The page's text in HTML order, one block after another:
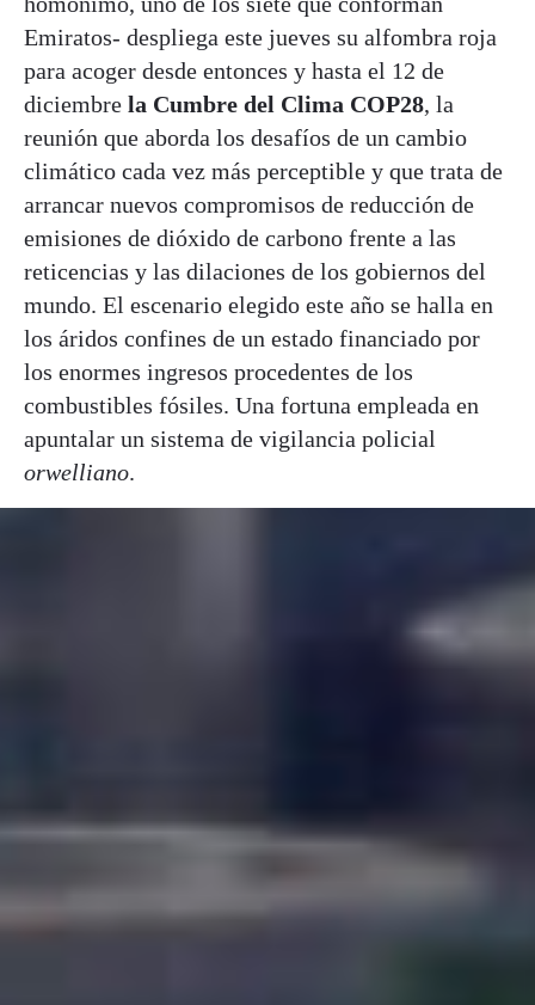
Emiratos- despliega este jueves su alfombra roja
para acoger desde entonces y hasta el 12 de
diciembre la Cumbre del Clima COP28, la
reunión que aborda los desafíos de un cambio
climático cada vez más perceptible y que trata de
arrancar nuevos compromisos de reducción de
emisiones de dióxido de carbono frente a las
reticencias y las dilaciones de los gobiernos del
mundo. El escenario elegido este año se halla en
los áridos confines de un estado financiado por
los enormes ingresos procedentes de los
combustibles fósiles. Una fortuna empleada en
apuntalar un sistema de vigilancia policial
orwelliano.